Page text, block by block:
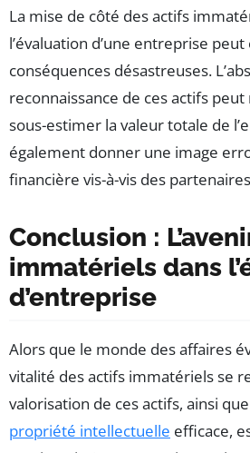
La mise de côté des actifs
l’évaluation d’une entreprise
conséquences désastreuses.
reconnaissance de ces actifs
sous-estimer la valeur totale de
également donner une image
financière vis-à-vis des
Conclusion :
immatériels dans
d’entreprise
Alors que le monde des affaires
vitalité des actifs immatériels se
valorisation de ces actifs, ainsi
propriété intellectuelle efficace,